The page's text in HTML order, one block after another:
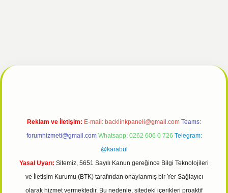
tulipbet giriş
Reklam ve İletişim: E-mail: backlinkpaneli@gmail.com Teams:
forumhizmeti@gmail.com Whatsapp: 0262 606 0 726 Telegram:
@karabul
Yasal Uyarı: Sitemiz, 5651 Sayılı Kanun gereğince Bilgi Teknolojileri
ve İletişim Kurumu (BTK) tarafından onaylanmış bir Yer Sağlayıcı
olarak hizmet vermektedir. Bu nedenle, sitedeki içerikleri proaktif